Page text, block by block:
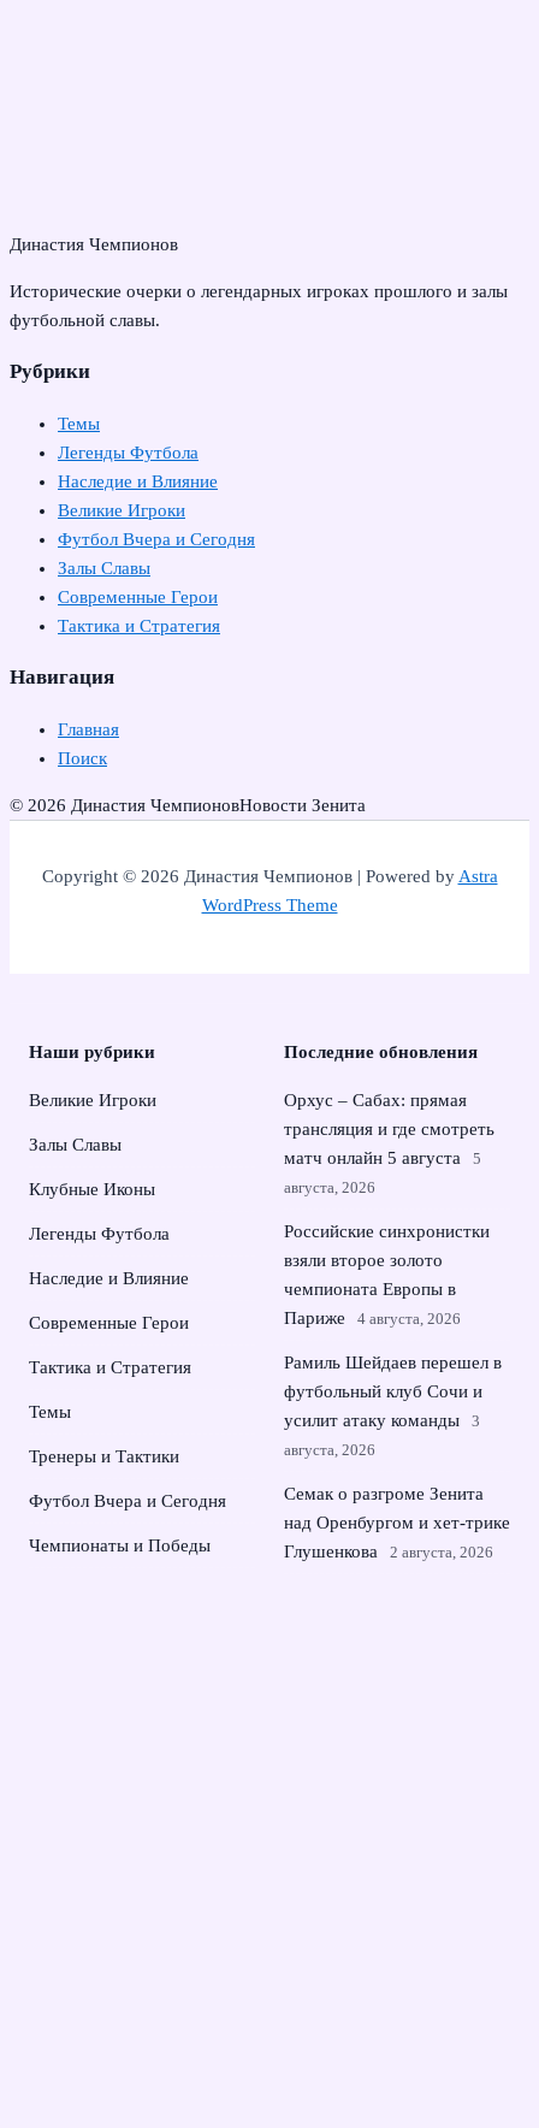
Династия Чемпионов
Исторические очерки о легендарных игроках прошлого и залы
футбольной славы.
Рубрики
Темы
Легенды Футбола
Наследие и Влияние
Великие Игроки
Футбол Вчера и Сегодня
Залы Славы
Современные Герои
Тактика и Стратегия
Навигация
Главная
Поиск
© 2026 Династия ЧемпионовНовости Зенита
Copyright © 2026 Династия Чемпионов | Powered byAstra
WordPress Theme
Наши рубрики
Великие Игроки
Залы Славы
Клубные Иконы
Легенды Футбола
Наследие и Влияние
Современные Герои
Тактика и Стратегия
Темы
Тренеры и Тактики
Футбол Вчера и Сегодня
Чемпионаты и Победы
Последние обновления
Орхус – Сабах: прямая
трансляция и где смотреть
матч онлайн 5 августа
5
августа, 2026
Российские синхронистки
взяли второе золото
чемпионата Европы в
Париже
4 августа, 2026
Рамиль Шейдаев перешел в
футбольный клуб Сочи и
усилит атаку команды
3
августа, 2026
Семак о разгроме Зенита
над Оренбургом и хет-трике
Глушенкова
2 августа, 2026